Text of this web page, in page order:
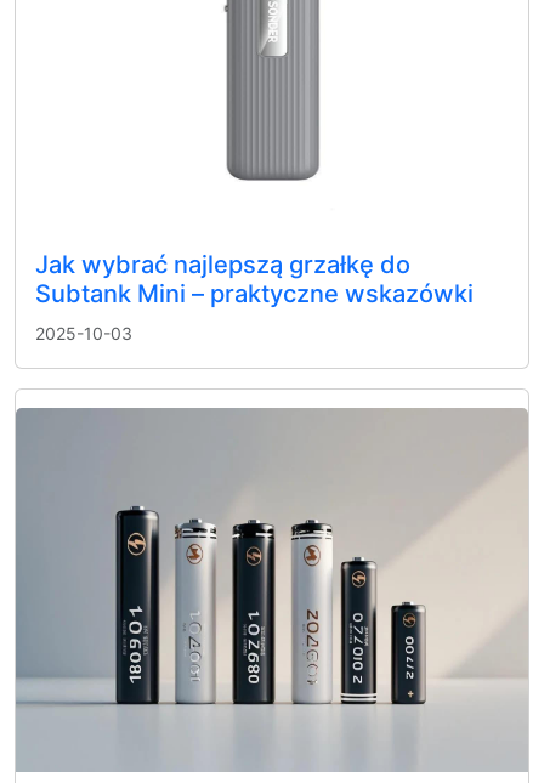
Jak wybrać najlepszą grzałkę do
Subtank Mini – praktyczne wskazówki
2025-10-03